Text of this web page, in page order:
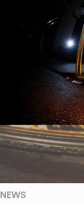
NEWS